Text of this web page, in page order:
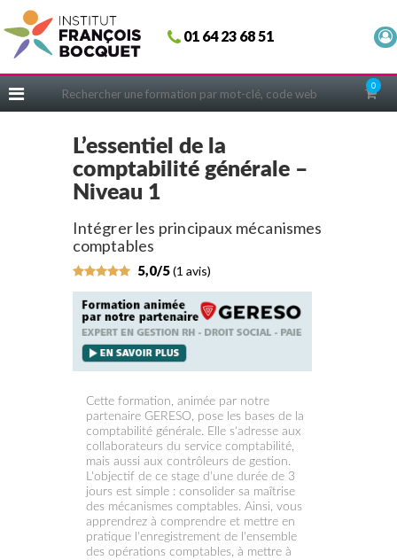
01 64 23 68 51
0
Fermer
ACCUEIL
CERIFICATIONS
INTRAS | SUR-MESURE
COACHING
EN PRATIQUE
NOUS CONNAÎTRE
CONSEILS MICRO-COACHING
PODCAST
WEBINAIRES
QUESTIONNAIRE GRATUIT
L’essentiel de la
comptabilité générale –
Niveau 1
Intégrer les principaux mécanismes
comptables
5,0/5(1 avis)
Cette formation, animée par notre
partenaire GERESO, pose les bases de la
comptabilité générale. Elle s'adresse aux
collaborateurs du service comptabilité,
mais aussi aux contrôleurs de gestion.
L'objectif de ce stage d'une durée de 3
jours est simple : consolider sa maîtrise
des mécanismes comptables. Ainsi, vous
apprendrez à comprendre et mettre en
pratique l'enregistrement de l'ensemble
des opérations comptables, à mettre à